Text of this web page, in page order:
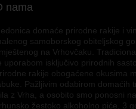
nama
domaće prirodne rakije i
samoborskog obiteljskog
na Vrhovčaku.
uporabom isključivo prirodnih
rakije obogaćene okusima
Pažljivim odabirom domaćih
z Vrha, a osobito smo ponosni
žestoko alkoholno piće, 3